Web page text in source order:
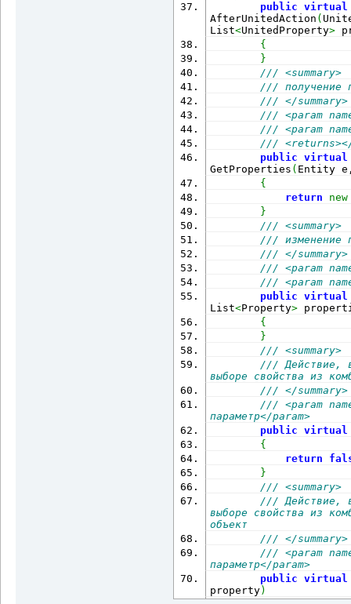
public
virtual
AfterUnitedAction (
List<UnitedProperty>
{
}
/// <summary>
/// получение
/// </summary>
/// <param
/// <param
///
public
virtual
GetProperties ( Entity
{
return
new
}
/// <summary>
/// изменение
/// </summary>
/// <param
/// <param
public
virtual
List<Property>
{
}
/// <summary>
/// Действие,
выборе свойства из
/// </
/// <param
параметр</param>
public
virtual
{
return
}
/// <summary>
/// Действие,
выборе свойства из
объект
/// </
/// <param
параметр</param>
public
virtual
property)